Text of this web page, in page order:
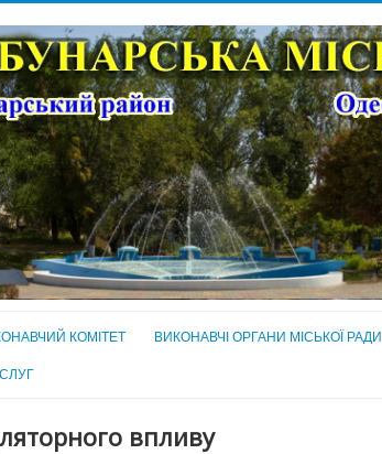
КОМІТЕТ ВИКОНАВЧІ ОРГАНИ МІСЬКОЇ РАДИ
впливу